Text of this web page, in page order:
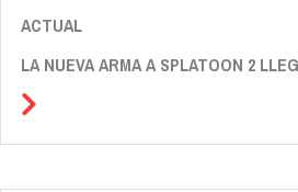
ACTUAL
LA NUEVA ARMA A SPLATOON 2